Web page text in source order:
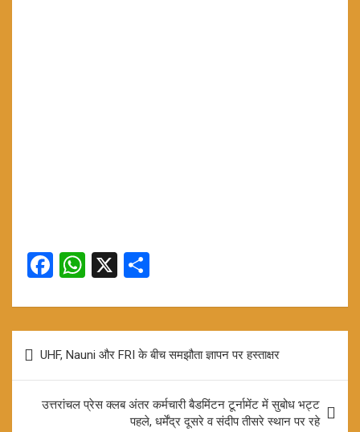
F
ce
b
o
o
k
W
at
s
A
p
p
X
ar
e
navigation
UHF, Nauni और FRI के बीच समझौता ज्ञापन पर हस्ताक्षर
उत्तरांचल प्रेस क्लब अंतर कर्मचारी बैडमिंटन टूर्नामेंट में सुबोध भट्ट
पहले, धर्मेंद्र दूसरे व संदीप तीसरे स्थान पर रहे